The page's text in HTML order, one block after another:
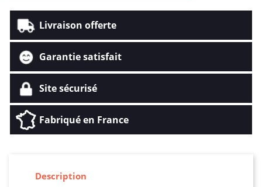
Livraison offerte
Garantie satisfait
Site sécurisé
Fabriqué en France
Description